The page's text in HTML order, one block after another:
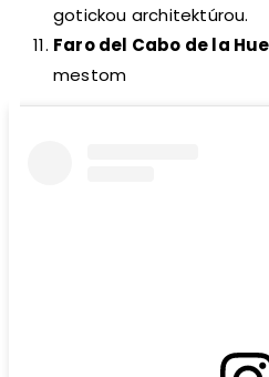
gotickou architektúrou.
Faro del Cabo de la
mestom